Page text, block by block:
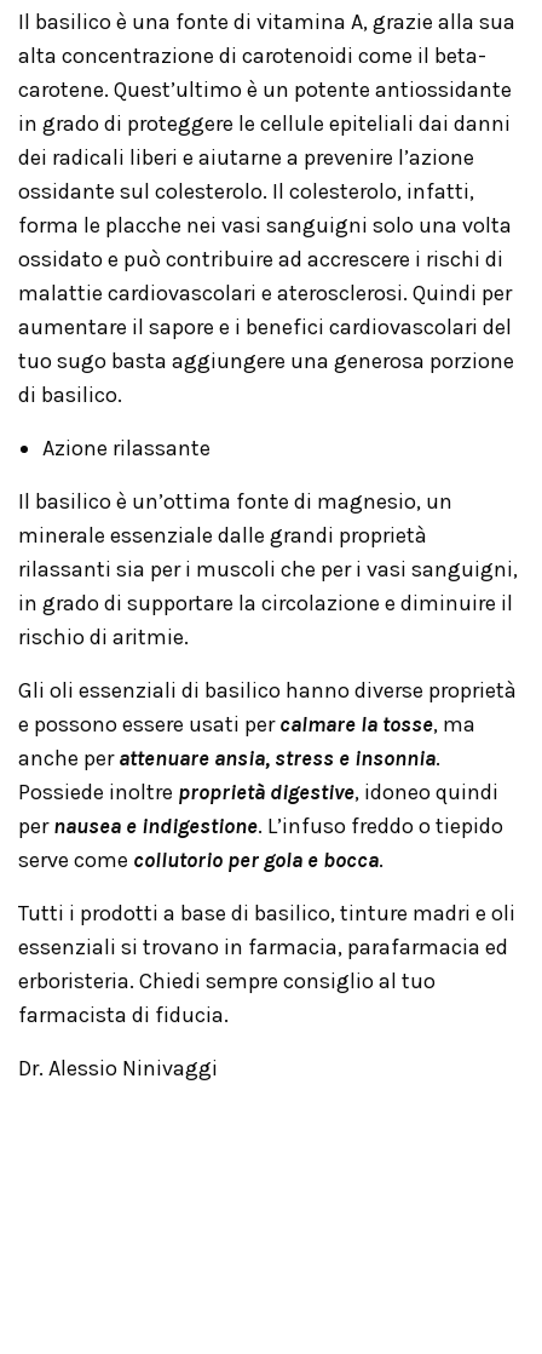
Il basilico è una fonte di vitamina A, grazie alla sua
alta concentrazione di carotenoidi come il beta-
carotene. Quest’ultimo è un potente antiossidante
in grado di proteggere le cellule epiteliali dai danni
dei radicali liberi e aiutarne a prevenire l’azione
ossidante sul colesterolo. Il colesterolo, infatti,
forma le placche nei vasi sanguigni solo una volta
ossidato e può contribuire ad accrescere i rischi di
malattie cardiovascolari e aterosclerosi. Quindi per
aumentare il sapore e i benefici cardiovascolari del
tuo sugo basta aggiungere una generosa porzione
di basilico.
Azione rilassante
Il basilico è un’ottima fonte di magnesio, un
minerale essenziale dalle grandi proprietà
rilassanti sia per i muscoli che per i vasi sanguigni,
in grado di supportare la circolazione e diminuire il
rischio di aritmie.
Gli oli essenziali di basilico hanno diverse proprietà
e possono essere usati percalmare la tosse, ma
anche perattenuare ansia, stress e insonnia.
Possiede inoltre proprietà digestive, idoneo quindi
pernausea e indigestione. L’infuso freddo o tiepido
serve come collutorio per gola e bocca.
Tutti i prodotti a base di basilico, tinture madri e oli
essenziali si trovano in farmacia, parafarmacia ed
erboristeria. Chiedi sempre consiglio al tuo
farmacista di fiducia.
Dr. Alessio Ninivaggi